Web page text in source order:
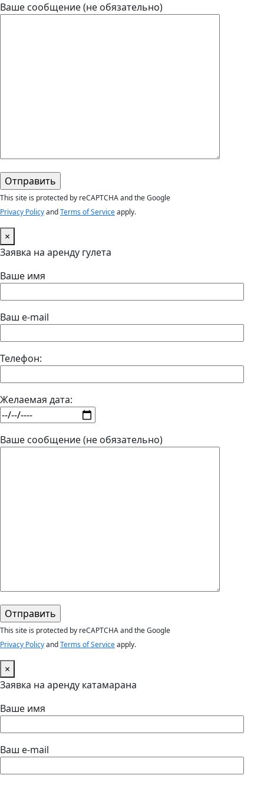
Ваше сообщение (не обязательно)
This site is protected by reCAPTCHA and the Google
Privacy PolicyandTerms of Serviceapply.
×
Заявка на аренду гулета
Ваше имя
Ваш e-mail
Телефон:
Желаемая дата:
Ваше сообщение (не обязательно)
This site is protected by reCAPTCHA and the Google
Privacy PolicyandTerms of Serviceapply.
×
Заявка на аренду катамарана
Ваше имя
Ваш e-mail